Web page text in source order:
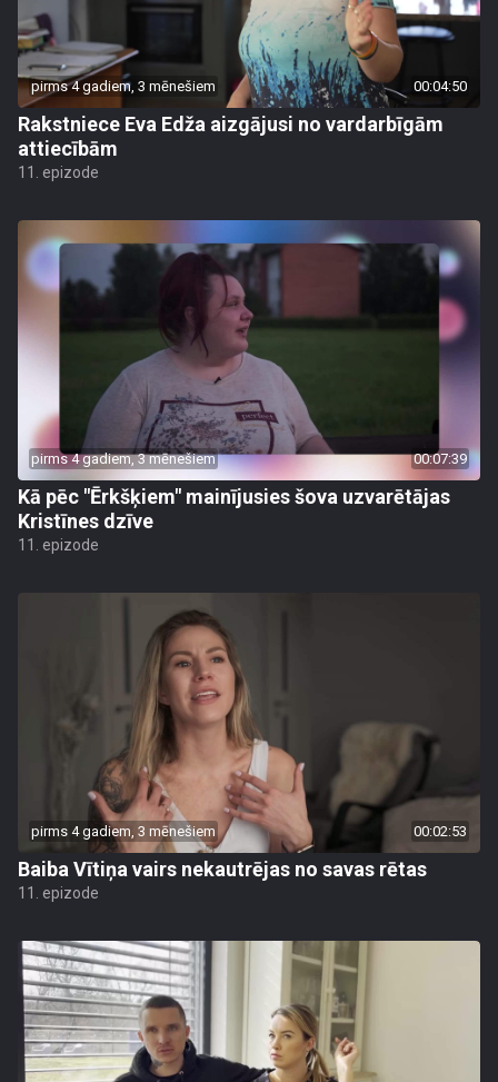
pirms 4 gadiem, 3 mēnešiem 00:04:50
Rakstniece Eva Edža aizgājusi no vardarbīgām
attiecībām
11. epizode
pirms 4 gadiem, 3 mēnešiem 00:07:39
Kā pēc "Ērkšķiem" mainījusies šova uzvarētājas
Kristīnes dzīve
11. epizode
pirms 4 gadiem, 3 mēnešiem 00:02:53
Baiba Vītiņa vairs nekautrējas no savas rētas
11. epizode